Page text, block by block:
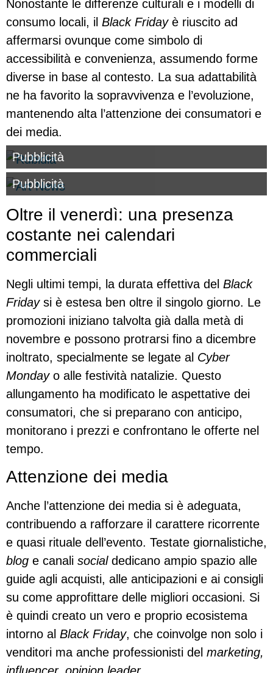
Nonostante le differenze culturali e i modelli di
consumo locali, il Black Fridayè riuscito ad
affermarsi ovunque come simbolo di
accessibilità e convenienza, assumendo forme
diverse in base al contesto. La sua adattabilità
ne ha favorito la sopravvivenza e l’evoluzione,
mantenendo alta l’attenzione dei consumatori e
dei media.
Pubblicità
Pubblicità
Oltre il venerdì: una presenza
costante nei calendari
commerciali
Negli ultimi tempi, la durata effettiva del Black
Fridaysi è estesa ben oltre il singolo giorno. Le
promozioni iniziano talvolta già dalla metà di
novembre e possono protrarsi fino a dicembre
inoltrato, specialmente se legate al Cyber
Mondayo alle festività natalizie. Questo
allungamento ha modificato le aspettative dei
consumatori, che si preparano con anticipo,
monitorano i prezzi e confrontano le offerte nel
tempo.
Attenzione dei media
Anche l’attenzione dei media si è adeguata,
contribuendo a rafforzare il carattere ricorrente
e quasi rituale dell’evento. Testate giornalistiche,
blog e canali socialdedicano ampio spazio alle
guide agli acquisti, alle anticipazioni e ai consigli
su come approfittare delle migliori occasioni. Si
è quindi creato un vero e proprio ecosistema
intorno al Black Friday, che coinvolge non solo i
venditori ma anche professionisti del marketing,